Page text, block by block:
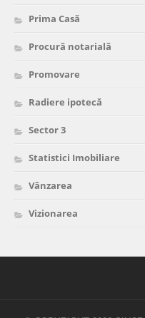
Prima Casă
Procură notarială
Promovare
Radiere ipotecă
Sector 3
Statistici Imobiliare
Vânzarea
Vizionarea